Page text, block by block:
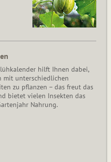
hilft Ihnen dabei,
mit unterschiedlichen
zu pflanzen – das freut das
bietet vielen Insekten das
Nahrung.